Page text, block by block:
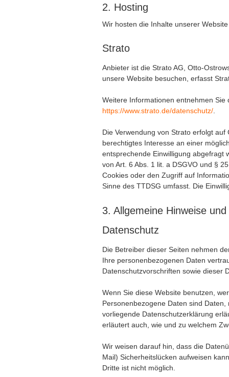
2. Hosting
Wir hosten die Inhalte unserer
Strato
Anbieter ist die Strato AG, Otto-
unsere Website besuchen, erfasst
Weitere Informationen entnehmen
https://www.strato.de/datenschutz/.
Die Verwendung von Strato erfolgt
berechtigtes Interesse an einer
entsprechende Einwilligung abgefragt
von Art. 6 Abs. 1 lit. a DSGVO und §
Cookies oder den Zugriff auf
Sinne des TTDSG umfasst. Die
3. Allgemeine Hinweise
Datenschutz
Die Betreiber dieser Seiten nehmen
Ihre personenbezogenen Daten
Datenschutzvorschriften sowie dieser
Wenn Sie diese Website benutzen,
Personenbezogene Daten sind
vorliegende Datenschutzerklärung
erläutert auch, wie und zu welchem
Wir weisen darauf hin, dass die
Mail) Sicherheitslücken aufweisen
Dritte ist nicht möglich.